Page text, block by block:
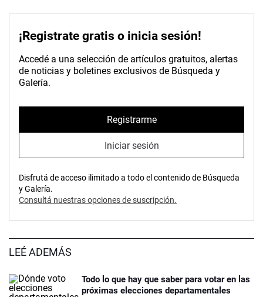
¡Registrate gratis o inicia sesión!
Accedé a una selección de artículos gratuitos, alertas
de noticias y boletines exclusivos de Búsqueda y
Galería.
Registrarme
Iniciar sesión
Disfrutá de acceso ilimitado a todo el contenido de Búsqueda
y Galería.
Consultá nuestras opciones de suscripción.
LEÉ ADEMÁS
Todo lo que hay que saber para votar en las
próximas elecciones departamentales